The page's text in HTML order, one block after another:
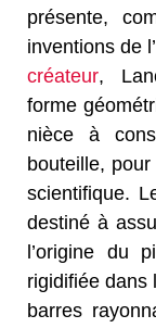
présente,
inventions de
créateur,
forme
nièce à
bouteille,
scientifique.
destiné à
l’origine du
rigidifiée dans
barres